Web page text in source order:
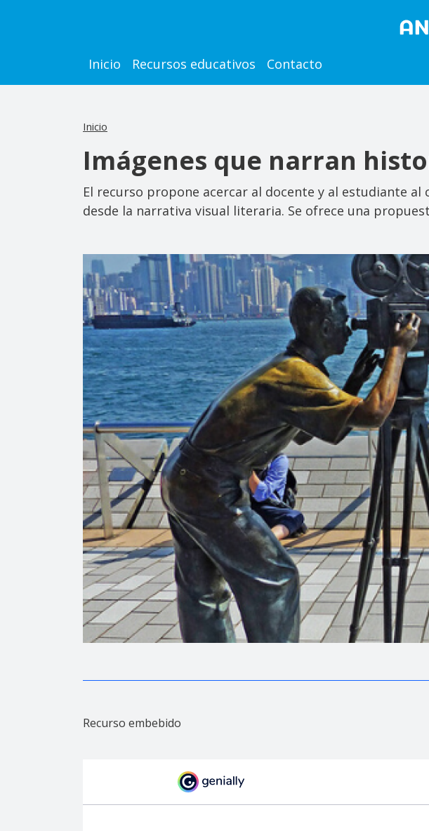
Main navigation
Inicio Recursos educativos Contacto
Inicio
Imágenes que narran
El recurso propone acercar al docente y al estudiante
desde la narrativa visual literaria. Se ofrece una
Recurso embebido